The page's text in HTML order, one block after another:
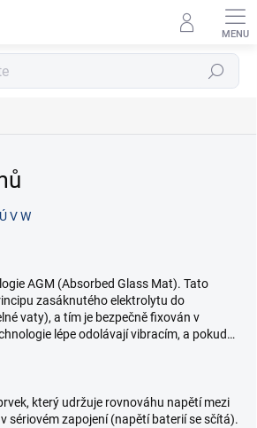
Hledat
ÚVW
AGM (Absorbed Glass Mat). Tato
zasáknutého elektrolytu do
vaty), a tím je bezpečně fixován v
lépe odolávají vibracím, a pokud…
který udržuje rovnováhu napětí mezi
sériovém zapojení (napětí baterií se sčítá).